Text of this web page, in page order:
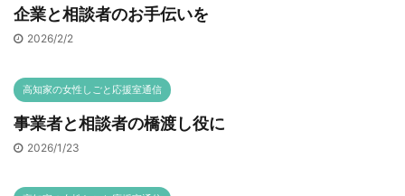
企業と相談者のお手伝いを
2026/2/2
高知家の女性しごと応援室通信
事業者と相談者の橋渡し役に
2026/1/23